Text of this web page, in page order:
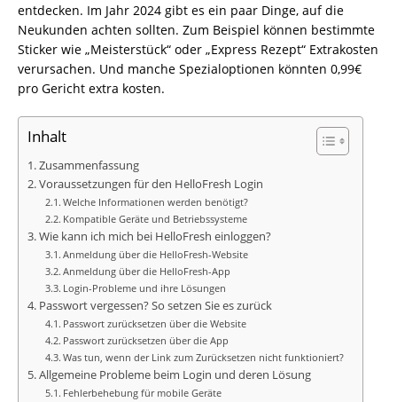
entdecken. Im Jahr 2024 gibt es ein paar Dinge, auf die
Neukunden achten sollten. Zum Beispiel können bestimmte
Sticker wie „Meisterstück“ oder „Express Rezept“ Extrakosten
verursachen. Und manche Spezialoptionen könnten 0,99€
pro Gericht extra kosten.
Inhalt
Zusammenfassung
Voraussetzungen für den HelloFresh Login
Welche Informationen werden benötigt?
Kompatible Geräte und Betriebssysteme
Wie kann ich mich bei HelloFresh einloggen?
Anmeldung über die HelloFresh-Website
Anmeldung über die HelloFresh-App
Login-Probleme und ihre Lösungen
Passwort vergessen? So setzen Sie es zurück
Passwort zurücksetzen über die Website
Passwort zurücksetzen über die App
Was tun, wenn der Link zum Zurücksetzen nicht funktioniert?
Allgemeine Probleme beim Login und deren Lösung
Fehlerbehebung für mobile Geräte